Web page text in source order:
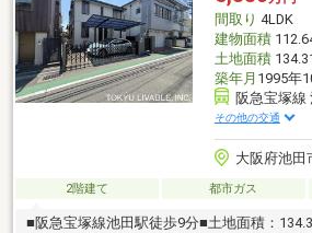
ご来場ください！【営業日】定休日はござい
間取り 4LDK
建物面積
土地面積
築年月 1995年
阪急宝塚線
その他の交通
大阪府池田
2階建て 都市ガス
■阪急宝塚線池田駅徒歩9分■土地面積：